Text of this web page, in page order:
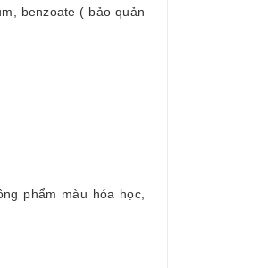
benzoate ( bảo quản
phẩm màu hóa học,